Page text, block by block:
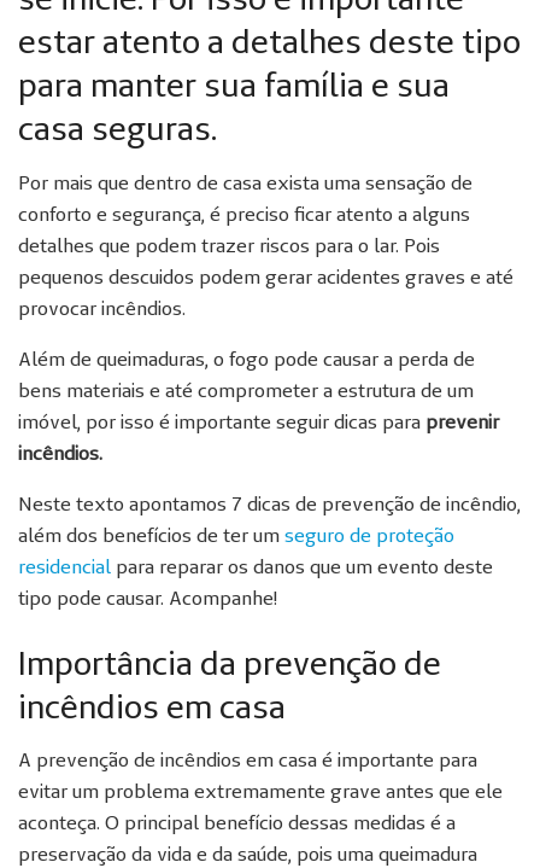
estar atento a detalhes deste tipo
para manter sua família e sua
casa seguras.
Por mais que dentro de casa exista uma sensação de
conforto e segurança, é preciso ficar atento a alguns
detalhes que podem trazer riscos para o lar. Pois
pequenos descuidos podem gerar acidentes graves e até
provocar incêndios.
Além de queimaduras, o fogo pode causar a perda de
bens materiais e até comprometer a estrutura de um
imóvel, por isso é importante seguir dicas para prevenir
incêndios.
Neste texto apontamos 7 dicas de prevenção de incêndio,
além dos benefícios de ter um seguro de proteção
residencial para reparar os danos que um evento deste
tipo pode causar. Acompanhe!
Importância da prevenção de
incêndios em casa
A prevenção de incêndios em casa é importante para
evitar um problema extremamente grave antes que ele
aconteça. O principal benefício dessas medidas é a
preservação da vida e da saúde, pois uma queimadura